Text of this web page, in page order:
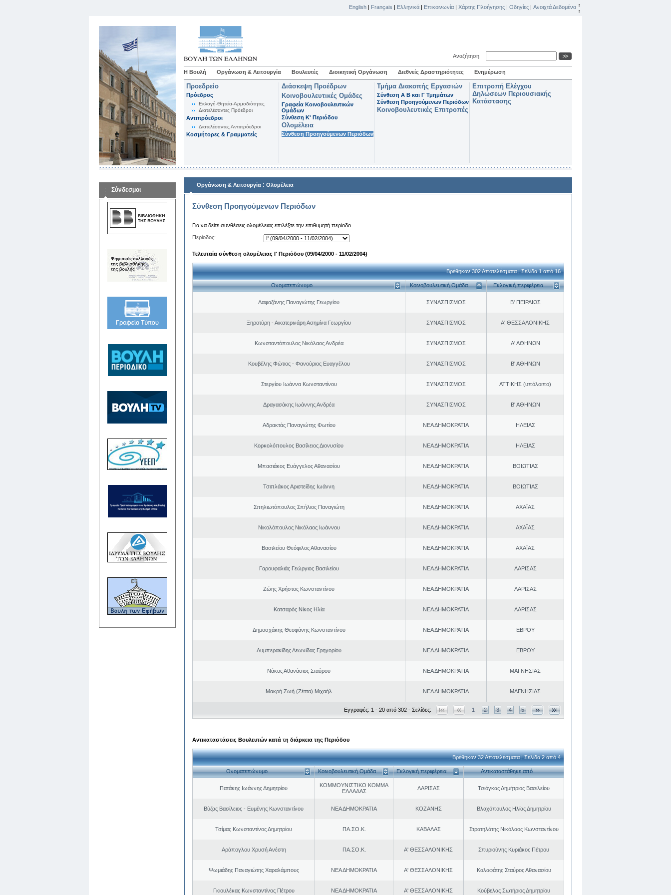
English | Français | Ελληνικά | Επικοινωνία | Χάρτης Πλοήγησης | Οδηγίες | Ανοιχτά Δεδομένα
Αναζήτηση
Η Βουλή Οργάνωση & Λειτουργία Βουλευτές Διοικητική Οργάνωση Διεθνείς Δραστηριότητες Ενημέρωση
Προεδρείο
Πρόεδρος
Εκλογή-Θητεία-Αρμοδιότητες
Διατελέσαντες Πρόεδροι
Αντιπρόεδροι
Διατελέσαντες Αντιπρόεδροι
Κοσμήτορες & Γραμματείς
Διάσκεψη Προέδρων
Κοινοβουλευτικές Ομάδες
Γραφεία Κοινοβουλευτικών
Ομάδων
Σύνθεση K' Περιόδου
Ολομέλεια
Σύνθεση Προηγούμενων Περιόδων
Τμήμα Διακοπής Εργασιών
Σύνθεση Α Β και Γ Τμημάτων
Σύνθεση Προηγούμενων Περιόδων
Κοινοβουλευτικές Επιτροπές
Επιτροπή Ελέγχου
Δηλώσεων Περιουσιακής
Κατάστασης
Σύνδεσμοι
Οργάνωση & Λειτουργία : Ολομέλεια
Σύνθεση Προηγούμενων Περιόδων
Για να δείτε συνθέσεις ολομέλειας επιλέξτε την επιθυμητή περίοδο
Περίοδος:
Τελευταία σύνθεση ολομέλειας Ι' Περιόδου (09/04/2000 - 11/02/2004)
Βρέθηκαν 302 Αποτελέσματα | Σελίδα 1 από 16
Ονοματεπώνυμο Κοινοβουλευτική Ομάδα Εκλογική περιφέρεια
Λαφαζάνης Παναγιώτης Γεωργίου ΣΥΝΑΣΠΙΣΜΟΣ Β' ΠΕΙΡΑΙΩΣ
Ξηροτύρη - Αικατερινάρη Ασημίνα Γεωργίου ΣΥΝΑΣΠΙΣΜΟΣ Α' ΘΕΣΣΑΛΟΝΙΚΗΣ
Κωνσταντόπουλος Νικόλαος Ανδρέα ΣΥΝΑΣΠΙΣΜΟΣ Α' ΑΘΗΝΩΝ
Κουβέλης Φώτιος - Φανούριος Ευαγγέλου ΣΥΝΑΣΠΙΣΜΟΣ Β' ΑΘΗΝΩΝ
Στεργίου Ιωάννα Κωνσταντίνου ΣΥΝΑΣΠΙΣΜΟΣ ΑΤΤΙΚΗΣ (υπόλοιπο)
Δραγασάκης Ιωάννης Ανδρέα ΣΥΝΑΣΠΙΣΜΟΣ Β' ΑΘΗΝΩΝ
Αδρακτάς Παναγιώτης Φωτίου ΝΕΑ ΔΗΜΟΚΡΑΤΙΑ ΗΛΕΙΑΣ
Κορκολόπουλος Βασίλειος Διονυσίου ΝΕΑ ΔΗΜΟΚΡΑΤΙΑ ΗΛΕΙΑΣ
Μπασιάκος Ευάγγελος Αθανασίου ΝΕΑ ΔΗΜΟΚΡΑΤΙΑ ΒΟΙΩΤΙΑΣ
Τσιπλάκος Αριστείδης Ιωάννη ΝΕΑ ΔΗΜΟΚΡΑΤΙΑ ΒΟΙΩΤΙΑΣ
Σπηλιωτόπουλος Σπήλιος Παναγιώτη ΝΕΑ ΔΗΜΟΚΡΑΤΙΑ ΑΧΑΪΑΣ
Νικολόπουλος Νικόλαος Ιωάννου ΝΕΑ ΔΗΜΟΚΡΑΤΙΑ ΑΧΑΪΑΣ
Βασιλείου Θεόφιλος Αθανασίου ΝΕΑ ΔΗΜΟΚΡΑΤΙΑ ΑΧΑΪΑΣ
Γαρουφαλιάς Γεώργιος Βασιλείου ΝΕΑ ΔΗΜΟΚΡΑΤΙΑ ΛΑΡΙΣΑΣ
Ζώης Χρήστος Κωνσταντίνου ΝΕΑ ΔΗΜΟΚΡΑΤΙΑ ΛΑΡΙΣΑΣ
Κατσαρός Νίκος Ηλία ΝΕΑ ΔΗΜΟΚΡΑΤΙΑ ΛΑΡΙΣΑΣ
Δημοσχάκης Θεοφάνης Κωνσταντίνου ΝΕΑ ΔΗΜΟΚΡΑΤΙΑ ΕΒΡΟΥ
Λυμπερακίδης Λεωνίδας Γρηγορίου ΝΕΑ ΔΗΜΟΚΡΑΤΙΑ ΕΒΡΟΥ
Νάκος Αθανάσιος Σταύρου ΝΕΑ ΔΗΜΟΚΡΑΤΙΑ ΜΑΓΝΗΣΙΑΣ
Μακρή Ζωή (Ζέττα) Μιχαήλ ΝΕΑ ΔΗΜΟΚΡΑΤΙΑ ΜΑΓΝΗΣΙΑΣ
Εγγραφές: 1 - 20 από 302 - Σελίδες: 1 2 3 4 5
Αντικαταστάσεις Βουλευτών κατά τη διάρκεια της Περιόδου
Βρέθηκαν 32 Αποτελέσματα | Σελίδα 2 από 4
Ονοματεπώνυμο Κοινοβουλευτική Ομάδα Εκλογική περιφέρεια Αντικαταστάθηκε από
Πατάκης Ιωάννης Δημητρίου
ΚΟΜΜΟΥΝΙΣΤΙΚΟ ΚΟΜΜΑ
ΕΛΛΑΔΑΣ
ΛΑΡΙΣΑΣ Τσιόγκας Δημήτριος Βασιλείου
Βύζας Βασίλειος - Ευμένης Κωνσταντίνου ΝΕΑ ΔΗΜΟΚΡΑΤΙΑ ΚΟΖΑΝΗΣ Βλαχόπουλος Ηλίας Δημητρίου
Τσίμας Κωνσταντίνος Δημητρίου ΠΑ.ΣΟ.Κ. ΚΑΒΑΛΑΣ Στρατηλάτης Νικόλαος Κωνσταντίνου
Αράπογλου Χρυσή Ανέστη ΠΑ.ΣΟ.Κ. Α' ΘΕΣΣΑΛΟΝΙΚΗΣ Σπυριούνης Κυριάκος Πέτρου
Ψωμιάδης Παναγιώτης Χαραλάμπους ΝΕΑ ΔΗΜΟΚΡΑΤΙΑ Α' ΘΕΣΣΑΛΟΝΙΚΗΣ Καλαφάτης Σταύρος Αθανασίου
Γκιουλέκας Κωνσταντίνος Πέτρου ΝΕΑ ΔΗΜΟΚΡΑΤΙΑ Α' ΘΕΣΣΑΛΟΝΙΚΗΣ Κούβελας Σωτήριος Δημητρίου